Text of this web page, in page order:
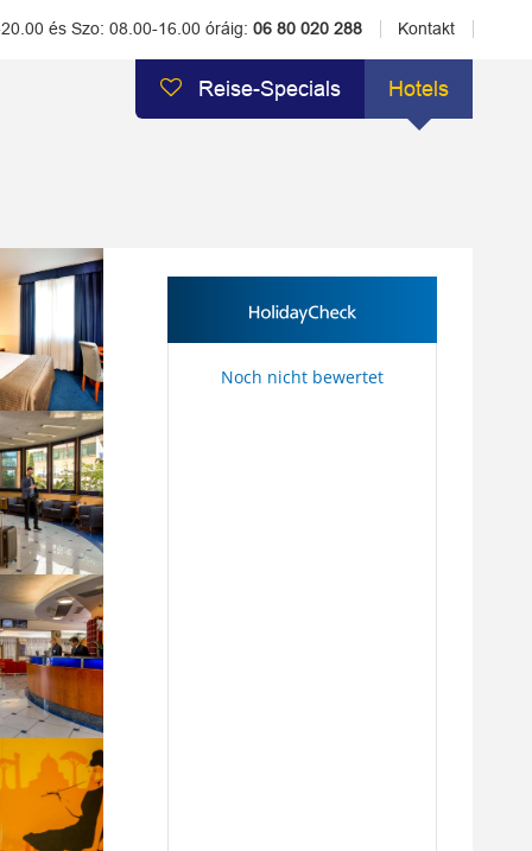
és Szo: 08.00-16.00 óráig: 06 80 020 288 Kontakt
Reise-Specials Hotels
Noch nicht bewertet